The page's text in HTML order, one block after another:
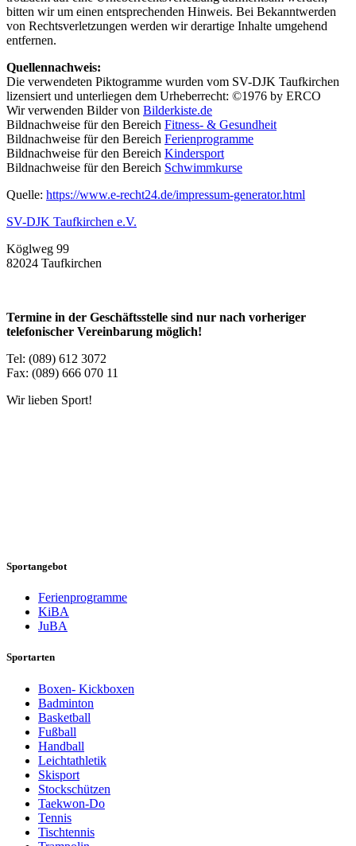
bitten wir um einen entsprechenden Hinweis. Bei Bekanntwerden
von Rechtsverletzungen werden wir derartige Inhalte umgehend
entfernen.
Quellennachweis:
Die verwendeten Piktogramme wurden vom SV-DJK Taufkirchen
lizensiert und unterliegen dem Urheberrecht: ©1976 by ERCO
Wir verwenden Bilder von Bilderkiste.de
Bildnachweise für den Bereich Fitness- & Gesundheit
Bildnachweise für den Bereich Ferienprogramme
Bildnachweise für den Bereich Kindersport
Bildnachweise für den Bereich Schwimmkurse
Quelle: https://www.e-recht24.de/impressum-generator.html
SV-DJK Taufkirchen e.V.
Köglweg 99
82024 Taufkirchen
Termine in der Geschäftsstelle sind nur nach vorheriger
telefonischer Vereinbarung möglich!
Tel: (089) 612 3072
Fax: (089) 666 070 11
Wir lieben Sport!
Sportangebot
Ferienprogramme
KiBA
JuBA
Sportarten
Boxen- Kickboxen
Badminton
Basketball
Fußball
Handball
Leichtathletik
Skisport
Stockschützen
Taekwon-Do
Tennis
Tischtennis